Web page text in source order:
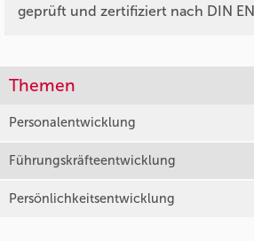
geprüft und zertifiziert nach DIN
Themen
Personalentwicklung
Führungskräfteentwicklung
Persönlichkeitsentwicklung